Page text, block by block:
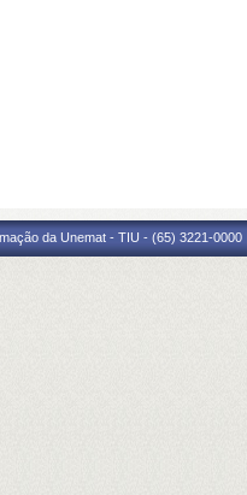
da Unemat - TIU - (65) 3221-